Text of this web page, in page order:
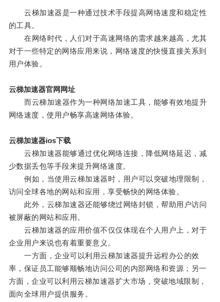
云梯加速器是一种通过技术手段提高网络速度和稳定性
的工具。
在网络时代，人们对于高速网络的需求越来越高，尤其
对于一些特定的网络应用来说，网络速度的快慢直接关系到
用户体验。
云梯加速器官网网址
而云梯加速器作为一种网络加速工具，能够有效地提升
网络速度，使用户畅享高速网络体验。
云梯加速器ios下载
云梯加速器能够通过优化网络连接，降低网络延迟，减
少数据丢包等手段来提升网络速度。
例如，当使用云梯加速器时，用户可以突破地理限制，
访问全球各地的网站和应用，享受畅快的网络体验。
此外，云梯加速器还能够绕过网络封锁，帮助用户访问
被屏蔽的网站和应用。
云梯加速器的应用价值不仅仅体现在个人用户上，对于
企业用户来说也有着重要意义。
一方面，企业可以利用云梯加速器提升远程办公的效
率，保证员工能够顺畅地访问公司的内部网络和资源；另一
方面，企业可以利用云梯加速器扩大市场，突破地域限制，
面向全球用户提供服务。